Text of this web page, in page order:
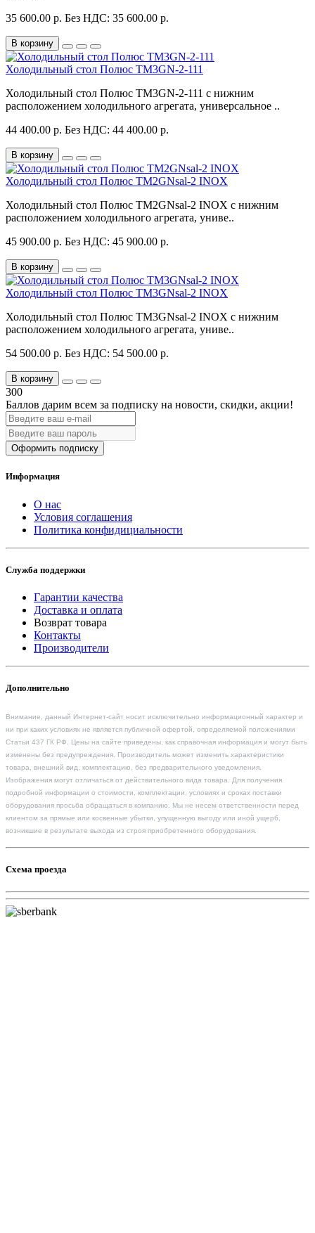
35 600.00 р. Без НДС: 35 600.00 р.
В корзину
Холодильный стол Полюс TM3GN-2-111
Холодильный стол Полюс TM3GN-2-111 с нижним
расположением холодильного агрегата, универсальное ..
44 400.00 р. Без НДС: 44 400.00 р.
В корзину
Холодильный стол Полюс TM2GNsal-2 INOX
Холодильный стол Полюс TM2GNsal-2 INOX с нижним
расположением холодильного агрегата, униве..
45 900.00 р. Без НДС: 45 900.00 р.
В корзину
Холодильный стол Полюс TM3GNsal-2 INOX
Холодильный стол Полюс TM3GNsal-2 INOX с нижним
расположением холодильного агрегата, униве..
54 500.00 р. Без НДС: 54 500.00 р.
В корзину
300
Баллов дарим всем за подписку на новости, скидки, акции!
Оформить подписку
Информация
О нас
Условия соглашения
Политика конфидициальности
Служба поддержки
Гарантии качества
Доставка и оплата
Возврат товара
Контакты
Производители
Дополнительно
Внимание, данный Интернет-сайт носит исключительно информационный характер и
ни при каких условиях не является публичной офертой, определяемой положениями
Статьи 437 ГК РФ. Цены на сайте приведены, как справочная информация и могут быть
изменены без предупреждения. Производитель может изменить характеристики
товара, внешний вид, комплектацию, без предварительного уведомления.
Изображения могут отличаться от действительного вида товара. Для получения
подробной информации о стоимости, комплектации, условиях и сроках поставки
оборудования просьба обращаться в компанию. Мы не несем ответственности перед
клиентом за прямые или косвенные убытки, упущенную выгоду или иной ущерб,
возникшие в результате выхода из строя приобретенного оборудования.
Схема проезда